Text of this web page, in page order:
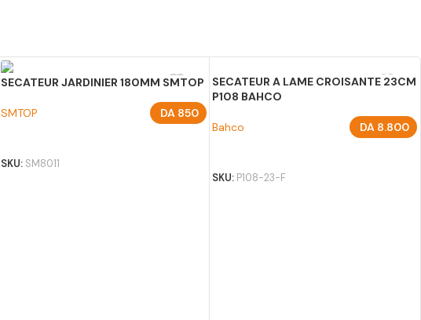
SECATEUR JARDINIER 180MM SMTOP
SMTOP DA850
SKU: SM8011
SECATEUR A LAME CROISANTE 23CM
P108 BAHCO
Bahco DA8.800
SKU: P108-23-F